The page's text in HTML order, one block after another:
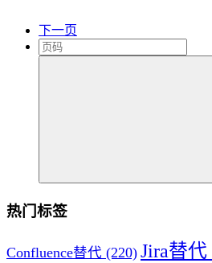
下一页
热门标签
Confluence替代 (220) Jira替代